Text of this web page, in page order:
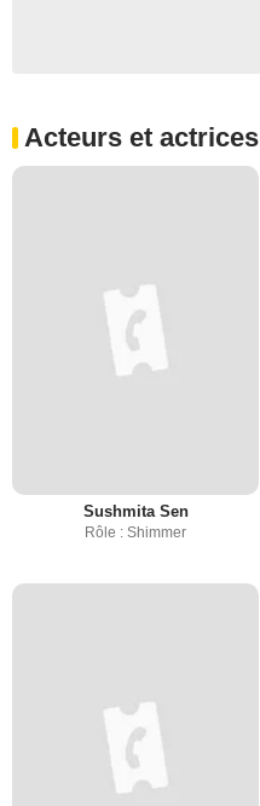
Acteurs et actrices
Sushmita Sen
Rôle : Shimmer